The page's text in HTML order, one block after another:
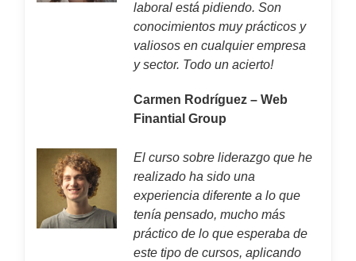
laboral está pidiendo. Son
conocimientos muy prácticos y
valiosos en cualquier empresa
y sector. Todo un acierto!
Carmen Rodríguez – Web
Finantial Group
El curso sobre liderazgo que he
realizado ha sido una
experiencia diferente a lo que
tenía pensado, mucho más
práctico de lo que esperaba de
este tipo de cursos, aplicando